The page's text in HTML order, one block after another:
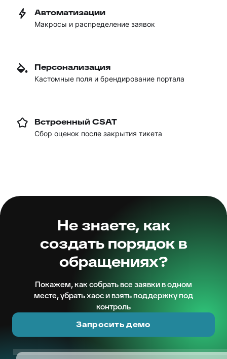
Автоматизации
Макросы и распределение заявок
Персонализация
Кастомные поля и брендирование портала
Встроенный CSAT
Сбор оценок после закрытия тикета
Не знаете, как
создать порядок в
обращениях?
Покажем, как собрать все заявки в одном
месте, убрать хаос и взять поддержку под
контроль
Запросить демо